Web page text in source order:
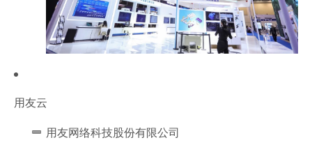
用友云
用友网络科技股份有限公司